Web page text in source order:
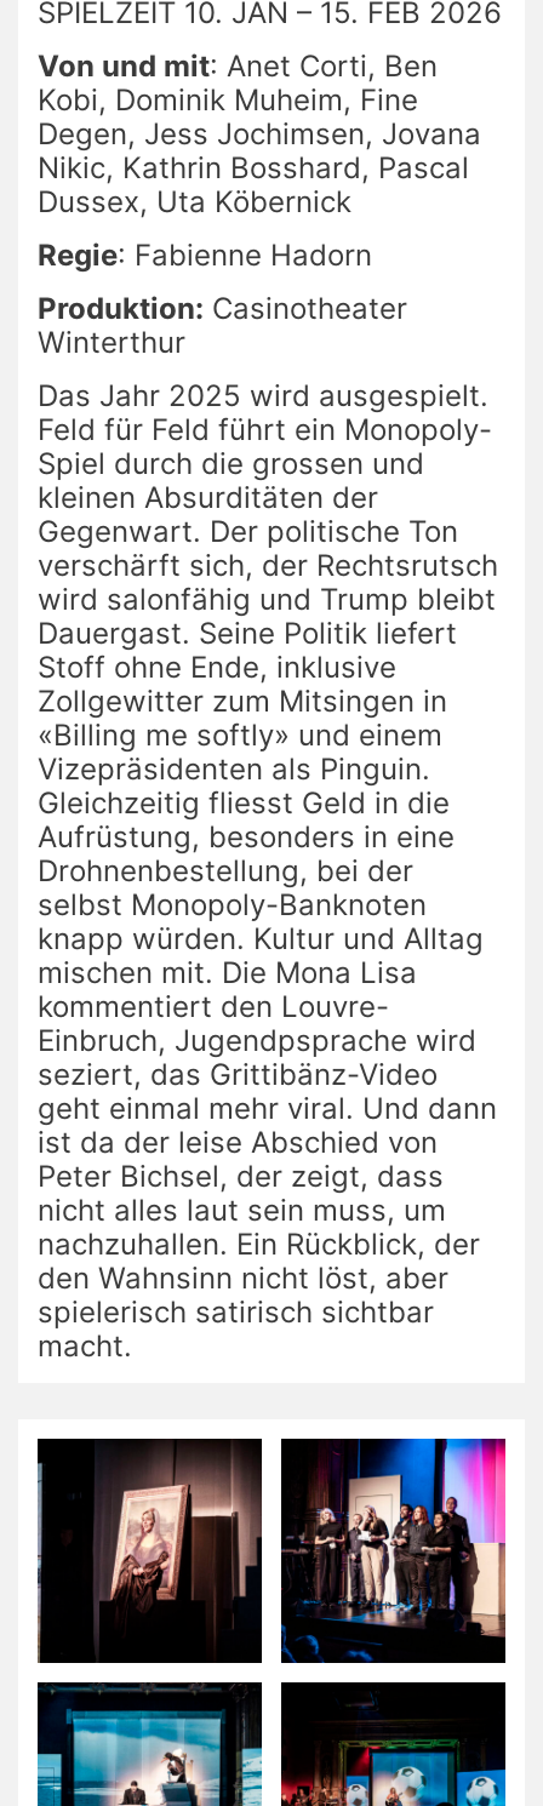
SPIELZEIT 10. JAN – 15. FEB 2026
Von und mit: Anet Corti, Ben
Kobi, Dominik Muheim, Fine
Degen, Jess Jochimsen, Jovana
Nikic, Kathrin Bosshard, Pascal
Dussex, Uta Köbernick
Regie: Fabienne Hadorn
Produktion: Casinotheater
Winterthur
Das Jahr 2025 wird ausgespielt.
Feld für Feld führt ein Monopoly-
Spiel durch die grossen und
kleinen Absurditäten der
Gegenwart. Der politische Ton
verschärft sich, der Rechtsrutsch
wird salonfähig und Trump bleibt
Dauergast. Seine Politik liefert
Stoff ohne Ende, inklusive
Zollgewitter zum Mitsingen in
«Billing me softly» und einem
Vizepräsidenten als Pinguin.
Gleichzeitig fliesst Geld in die
Aufrüstung, besonders in eine
Drohnenbestellung, bei der
selbst Monopoly-Banknoten
knapp würden. Kultur und Alltag
mischen mit. Die Mona Lisa
kommentiert den Louvre-
Einbruch, Jugendpsprache wird
seziert, das Grittibänz-Video
geht einmal mehr viral. Und dann
ist da der leise Abschied von
Peter Bichsel, der zeigt, dass
nicht alles laut sein muss, um
nachzuhallen. Ein Rückblick, der
den Wahnsinn nicht löst, aber
spielerisch satirisch sichtbar
macht.